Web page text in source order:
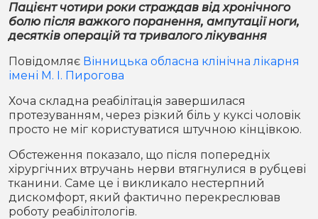
Конфлікти
Партнери
Спорт
Спорт
Футбол
Контакти
Підписатись на нас у Telegram
Пацієнт чотири роки страждав від хронічного
болю після важкого поранення, ампутації ноги,
десятків операцій та тривалого лікування
Повідомляє Вінницька обласна клінічна лікарня
імені М. І. Пирогова
Хоча складна реабілітація завершилася
протезуванням, через різкий біль у куксі чоловік
просто не міг користуватися штучною кінцівкою.
Обстеження показало, що після попередніх
хірургічних втручань нерви втягнулися в рубцеві
тканини. Саме це і викликало нестерпний
дискомфорт, який фактично перекреслював
роботу реабілітологів.